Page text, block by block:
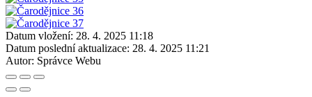
Datum vložení: 28. 4. 2025 11:18
Datum poslední aktualizace: 28. 4. 2025 11:21
Autor: Správce Webu